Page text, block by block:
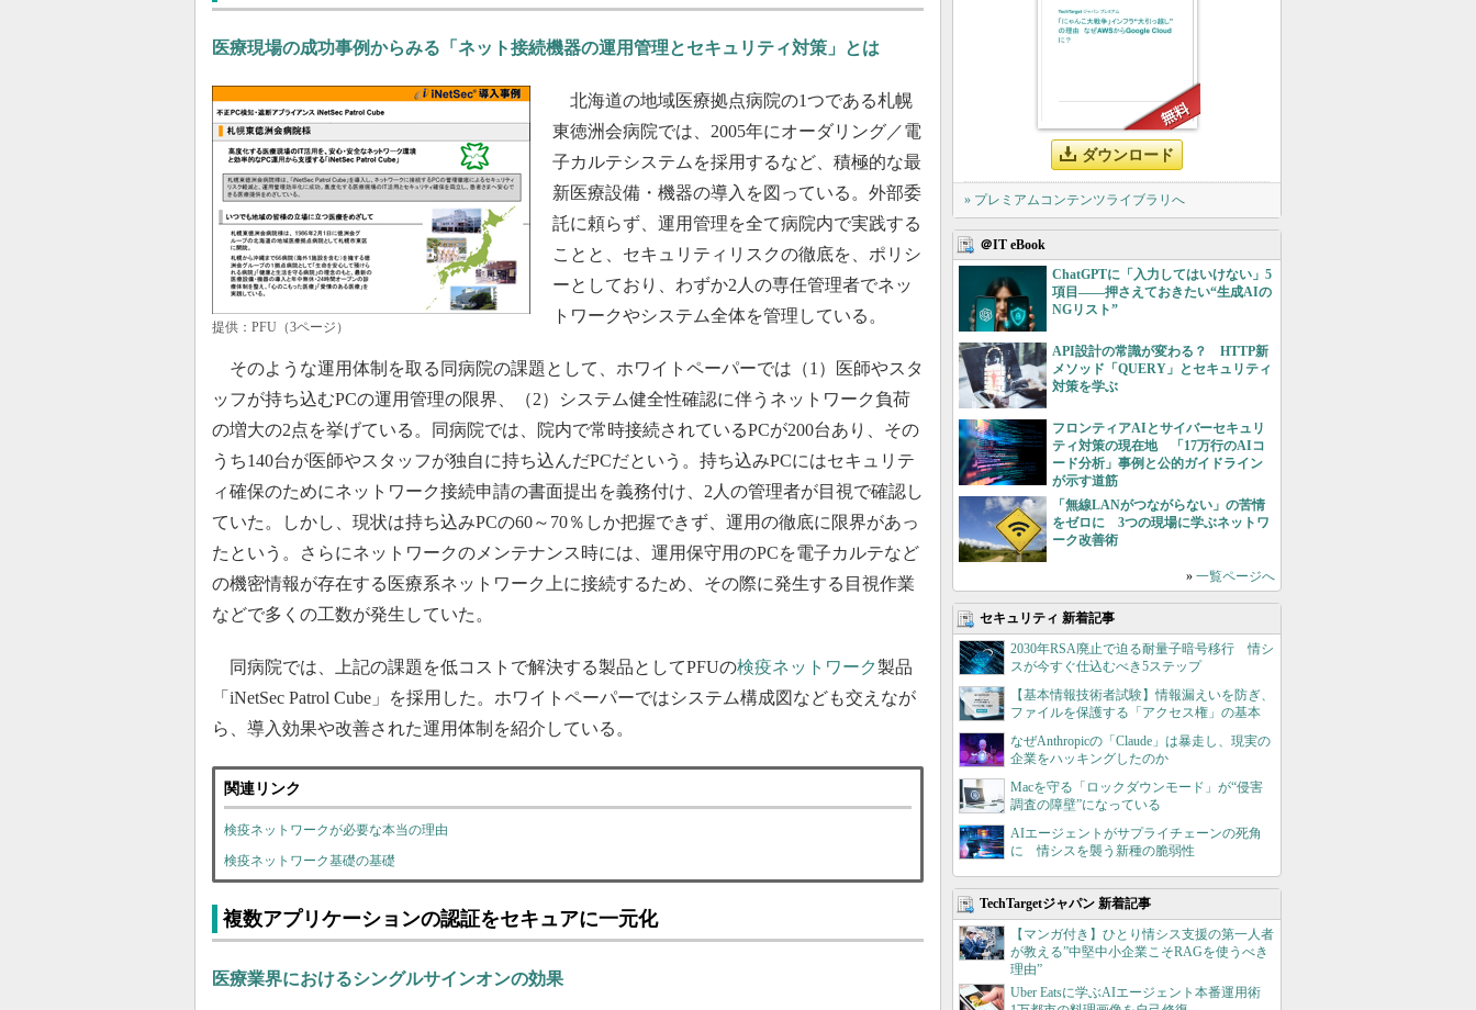
医療現場の成功事例からみる「ネット接続機器の運用管理とセキュリティ対策」とは
提供：PFU（3ページ）
北海道の地域医療拠点病院の1つである札幌
東徳洲会病院では、2005年にオーダリング／電
子カルテシステムを採用するなど、積極的な最
新医療設備・機器の導入を図っている。外部委
託に頼らず、運用管理を全て病院内で実践する
ことと、セキュリティリスクの徹底を、ポリシ
ーとしており、わずか2人の専任管理者でネッ
トワークやシステム全体を管理している。
そのような運用体制を取る同病院の課題として、ホワイトペーパーでは（1）医師やスタ
ッフが持ち込むPCの運用管理の限界、（2）システム健全性確認に伴うネットワーク負荷
の増大の2点を挙げている。同病院では、院内で常時接続されているPCが200台あり、その
うち140台が医師やスタッフが独自に持ち込んだPCだという。持ち込みPCにはセキュリテ
ィ確保のためにネットワーク接続申請の書面提出を義務付け、2人の管理者が目視で確認し
ていた。しかし、現状は持ち込みPCの60～70％しか把握できず、運用の徹底に限界があっ
たという。さらにネットワークのメンテナンス時には、運用保守用のPCを電子カルテなど
の機密情報が存在する医療系ネットワーク上に接続するため、その際に発生する目視作業
などで多くの工数が発生していた。
同病院では、上記の課題を低コストで解決する製品としてPFUの検疫ネットワーク製品
「iNetSec Patrol Cube」を採用した。ホワイトペーパーではシステム構成図なども交えなが
ら、導入効果や改善された運用体制を紹介している。
関連リンク
検疫ネットワークが必要な本当の理由
検疫ネットワーク基礎の基礎
複数アプリケーションの認証をセキュアに一元化
医療業界におけるシングルサインオンの効果
ダウンロード
» プレミアムコンテンツライブラリへ
＠IT eBook
ChatGPTに「入力してはいけない」5
項目――押さえておきたい“生成AIの
NGリスト”
API設計の常識が変わる？ HTTP新
メソッド「QUERY」とセキュリティ
対策を学ぶ
フロンティアAIとサイバーセキュリ
ティ対策の現在地 「17万行のAIコ
ード分析」事例と公的ガイドライン
が示す道筋
「無線LANがつながらない」の苦情
をゼロに 3つの現場に学ぶネットワ
ーク改善術
» 一覧ページへ
セキュリティ 新着記事
2030年RSA廃止で迫る耐量子暗号移行 情シ
スが今すぐ仕込むべき5ステップ
【基本情報技術者試験】情報漏えいを防ぎ、
ファイルを保護する「アクセス権」の基本
なぜAnthropicの「Claude」は暴走し、現実の
企業をハッキングしたのか
Macを守る「ロックダウンモード」が“侵害
調査の障壁”になっている
AIエージェントがサプライチェーンの死角
に 情シスを襲う新種の脆弱性
TechTargetジャパン 新着記事
【マンガ付き】ひとり情シス支援の第一人者
が教える”中堅中小企業こそRAGを使うべき
理由”
Uber Eatsに学ぶAIエージェント本番運用術